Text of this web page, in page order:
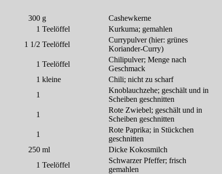
300 g
Cashewkerne
1 Teelöffel
Kurkuma; gemahlen
1 1/2 Teelöffel
Currypulver (hier: grünes
Koriander-Curry)
1 Teelöffel
Chilipulver; Menge nach
Geschmack
1 kleine
Chili; nicht zu scharf
1
Knoblauchzehe; geschält und in
Scheiben geschnitten
1
Rote Zwiebel; geschält und in
Scheiben geschnitten
1
Rote Paprika; in Stückchen
geschnitten
250 ml
Dicke Kokosmilch
1 Teelöffel
Schwarzer Pfeffer; frisch
gemahlen